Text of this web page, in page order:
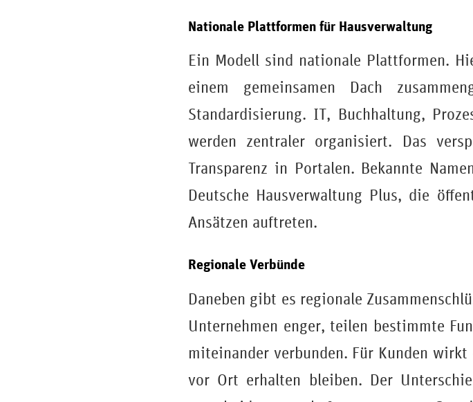
Nationale Plattformen für Hausverwaltung
Ein Modell sind nationale Plattformen.
einem gemeinsamen Dach
Standardisierung. IT, Buchhaltung,
werden zentraler organisiert. Das
Transparenz in Portalen. Bekannte
Deutsche Hausverwaltung Plus, die
Ansätzen auftreten.
Regionale Verbünde
Daneben gibt es regionale
Unternehmen enger, teilen bestimmte
miteinander verbunden. Für Kunden
vor Ort erhalten bleiben. Der